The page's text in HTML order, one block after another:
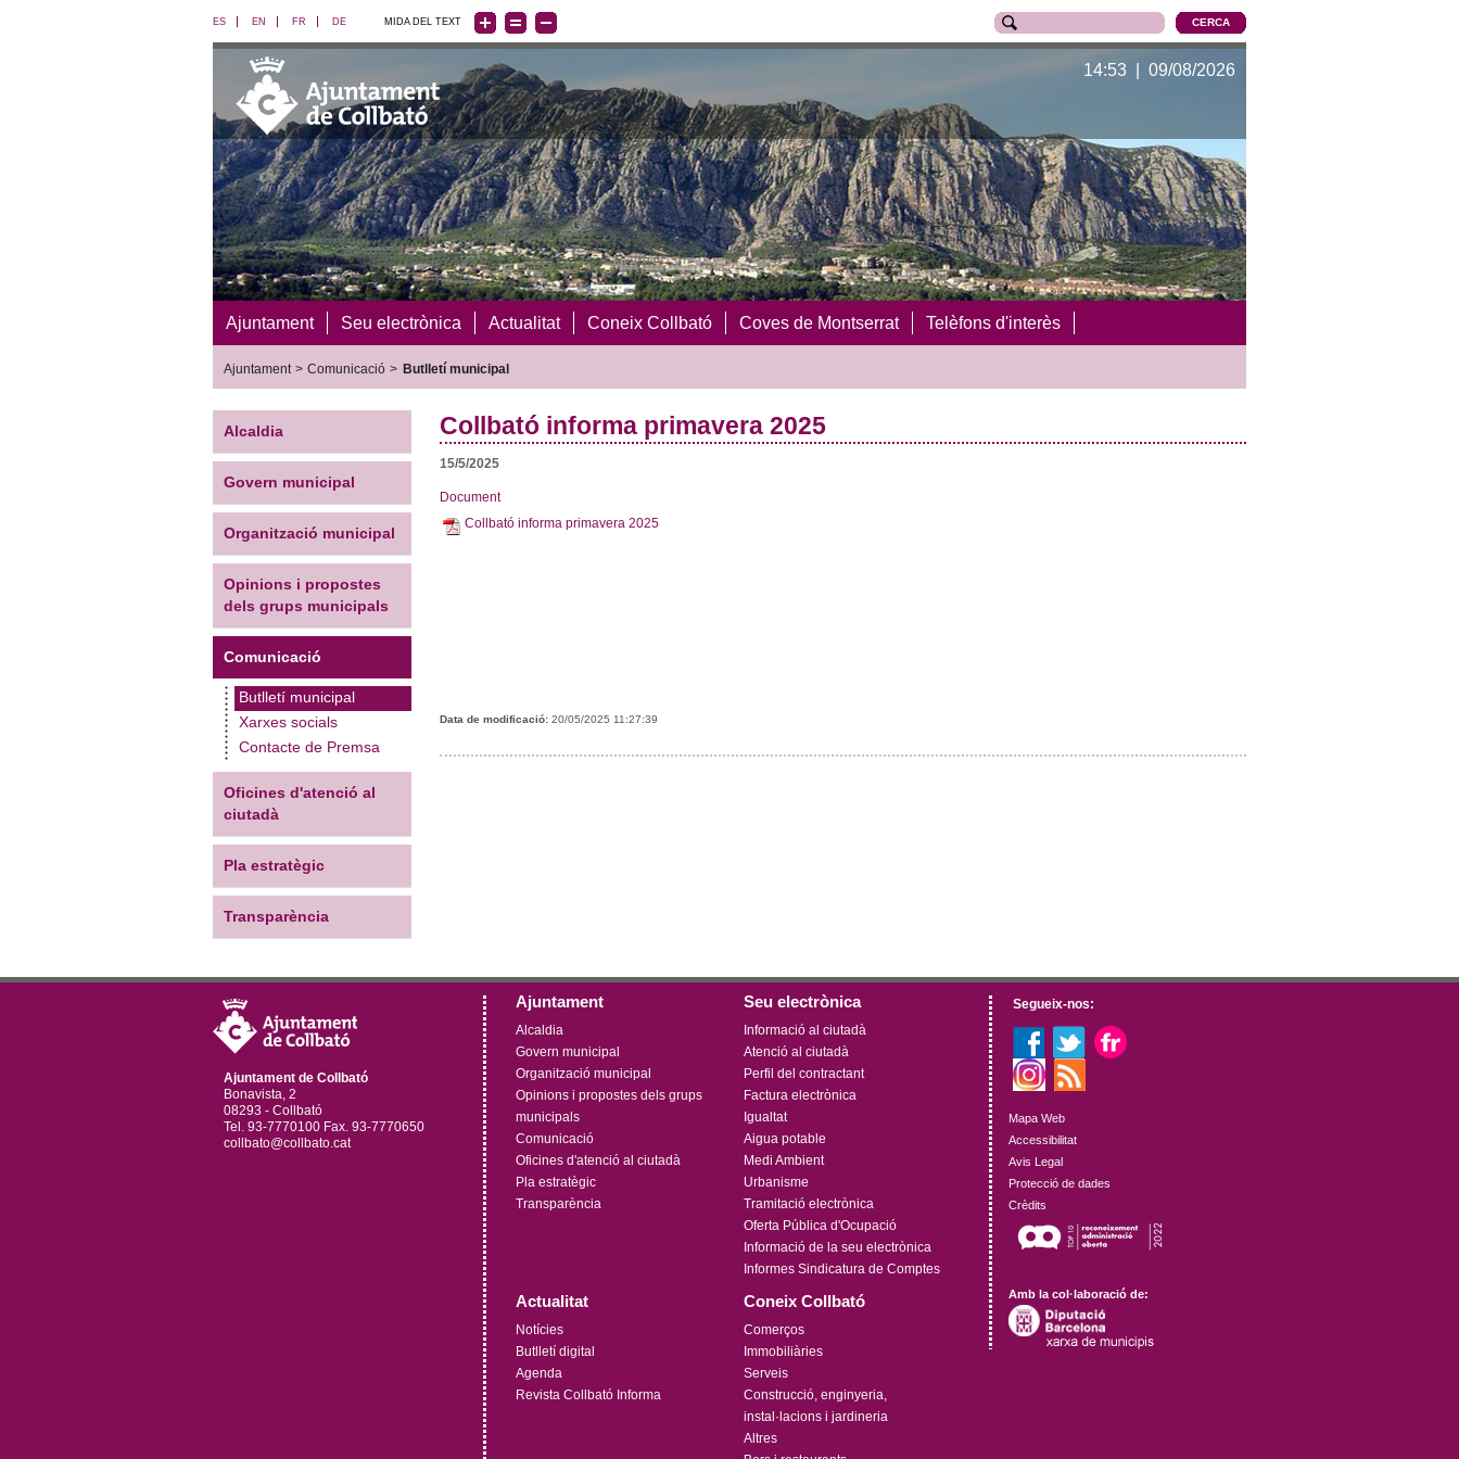
ES EN FR DE MIDA DEL TEXT
14:53 | 09/08/2026
Ajuntament Seu electrònica Actualitat Coneix Collbató Coves de Montserrat Telèfons d'interès
Ajuntament > Comunicació > Butlletí municipal
Alcaldia
Govern municipal
Organització municipal
Opinions i propostes
dels grups municipals
Comunicació
Butlletí municipal
Xarxes socials
Contacte de Premsa
Oficines d'atenció al
ciutadà
Pla estratègic
Transparència
Collbató informa primavera 2025
15/5/2025
Document
Collbató informa primavera 2025
Data de modificació: 20/05/2025 11:27:39
Ajuntament de Collbató
Bonavista, 2
08293 - Collbató
Tel. 93-7770100 Fax. 93-7770650
collbato@collbato.cat
Ajuntament
Alcaldia
Govern municipal
Organització municipal
Opinions i propostes dels grups
municipals
Comunicació
Oficines d'atenció al ciutadà
Pla estratègic
Transparència
Seu electrònica
Informació al ciutadà
Atenció al ciutadà
Perfil del contractant
Factura electrònica
Igualtat
Aigua potable
Medi Ambient
Urbanisme
Tramitació electrònica
Oferta Pública d'Ocupació
Informació de la seu electrònica
Informes Sindicatura de Comptes
Actualitat
Notícies
Butlletí digital
Agenda
Revista Collbató Informa
Coneix Collbató
Comerços
Immobiliàries
Serveis
Construcció, enginyeria,
instal·lacions i jardineria
Altres
Segueix-nos:
Mapa Web
Accessibilitat
Avis Legal
Protecció de dades
Crèdits
Amb la col·laboració de: